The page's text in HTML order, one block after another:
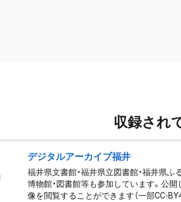
収録され
デジタルアーカイブ福井
福井県文書館・福井県立図書館・福井県
博物館・図書館等も参加しています。公開
像を閲覧することができます（一部CC-